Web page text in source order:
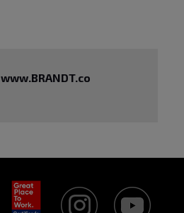
www.BRANDT.co